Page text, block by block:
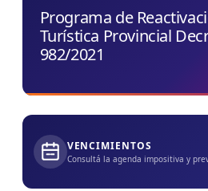
Programa de
Turística Provincial
982/2021
VENCIMIENTOS
Consultá la agenda impositiva y